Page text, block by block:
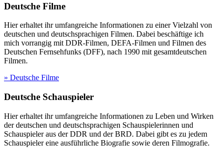
Deutsche Filme
Hier erhaltet ihr umfangreiche Informationen zu einer Vielzahl von
deutschen und deutschsprachigen Filmen. Dabei beschäftige ich
mich vorrangig mit DDR-Filmen, DEFA-Filmen und Filmen des
Deutschen Fernsehfunks (DFF), nach 1990 mit gesamtdeutschen
Filmen.
» Deutsche Filme
Deutsche Schauspieler
Hier erhaltet ihr umfangreiche Informationen zu Leben und Wirken
der deutschen und deutschsprachigen Schauspielerinnen und
Schauspieler aus der DDR und der BRD. Dabei gibt es zu jedem
Schauspieler eine ausführliche Biografie sowie deren Filmografie.